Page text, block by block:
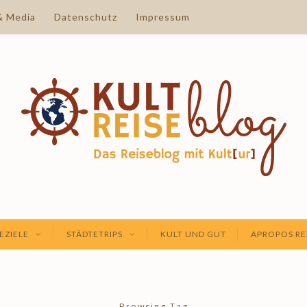
Media Datenschutz Impressum
STÄDTETRIPS KULT UND GUT APROPOS